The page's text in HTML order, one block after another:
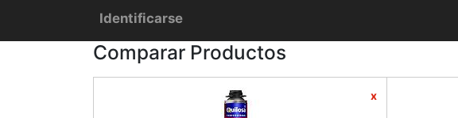
Identificarse
Comparar Productos
x